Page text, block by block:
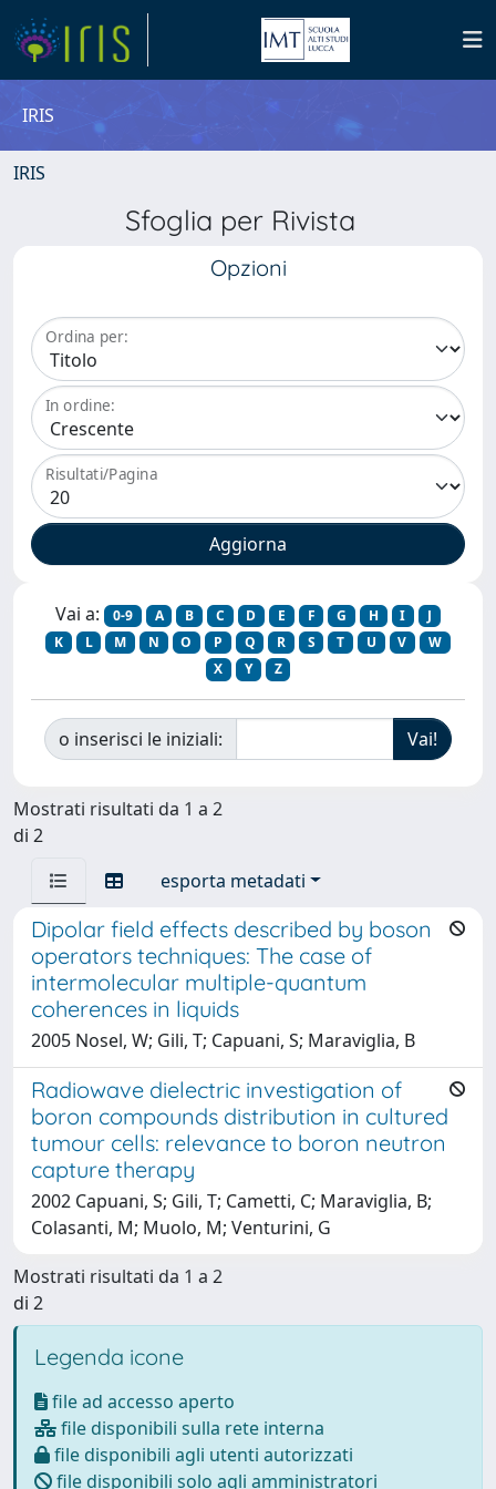
IRIS
IRIS
Sfoglia per Rivista
Opzioni
Ordina per:
In ordine:
Risultati/Pagina
Vai a: 0-9 A B C D E F G H I
J
K
L M N O P Q R S T U V
W
X
Y Z
o inserisci le iniziali:
Mostrati risultati da 1 a 2
di 2
esporta metadati
Dipolar field effects described by boson
operators techniques: The case of
intermolecular multiple-quantum
coherences in liquids
2005 Nosel, W; Gili, T; Capuani, S; Maraviglia, B
Radiowave dielectric investigation of
boron compounds distribution in cultured
tumour cells: relevance to boron neutron
capture therapy
2002 Capuani, S; Gili, T; Cametti, C; Maraviglia, B;
Colasanti, M; Muolo, M; Venturini, G
Mostrati risultati da 1 a 2
di 2
Legenda icone
file ad accesso aperto
file disponibili sulla rete interna
file disponibili agli utenti autorizzati
file disponibili solo agli amministratori